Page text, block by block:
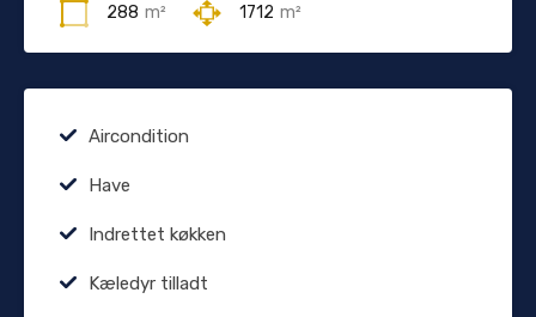
288 m² 1712 m²
Aircondition
Have
Indrettet køkken
Kæledyr tilladt